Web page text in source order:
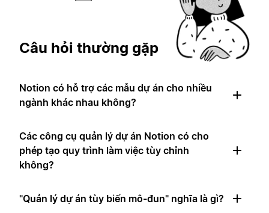
Câu hỏi thường gặp
Notion có hỗ trợ các mẫu dự án cho nhiều
ngành khác nhau không?
Các công cụ quản lý dự án Notion có cho
phép tạo quy trình làm việc tùy chỉnh
không?
"Quản lý dự án tùy biến mô-đun" nghĩa là gì?